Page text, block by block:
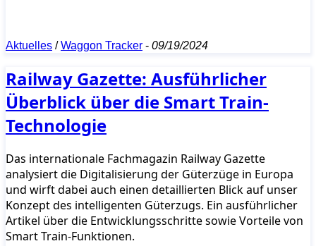
Aktuelles /Waggon Tracker - 09/19/2024
Railway Gazette: Ausführlicher
Überblick über die Smart Train-
Technologie
Das internationale Fachmagazin Railway Gazette
analysiert die Digitalisierung der Güterzüge in Europa
und wirft dabei auch einen detaillierten Blick auf unser
Konzept des intelligenten Güterzugs. Ein ausführlicher
Artikel über die Entwicklungsschritte sowie Vorteile von
Smart Train-Funktionen.